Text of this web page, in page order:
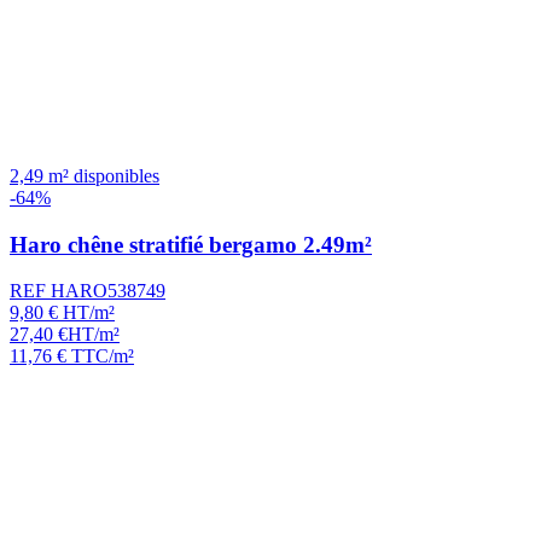
2,49 m² disponibles
-64%
Haro chêne stratifié bergamo 2.49m²
REF HARO538749
9,80 € HT/m²
27,40 €HT/m²
11,76 € TTC/m²